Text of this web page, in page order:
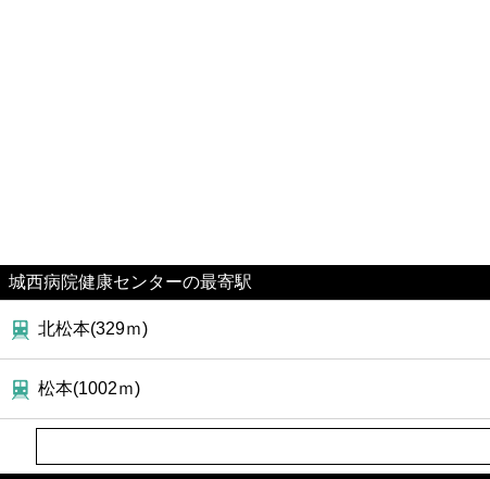
城西病院健康センターの最寄駅
北松本(329ｍ)
松本(1002ｍ)